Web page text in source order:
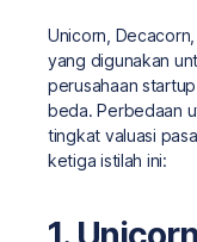
Unicorn,
yang digunakan
perusahaan
beda. Perbedaan
tingkat valuasi
ketiga istilah ini: